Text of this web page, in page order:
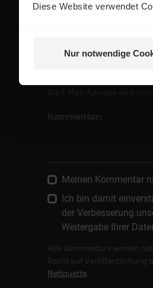
Diese Website verwendet
Nur notwendige
Name:
E-Mail:
Kommentar:
Meinen Kommentar
Ich bin damit
der Verbesserung
Weitergabe Ihrer
Alle Kommentare werden
Recht auf Veröffentlichung
Netiquette.